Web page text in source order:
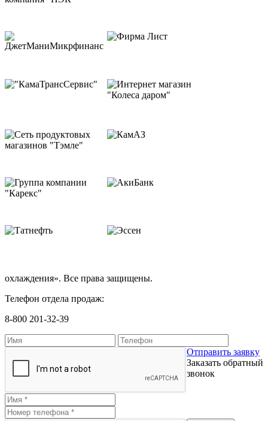
охлаждения». Все права защищены.
Телефон отдела продаж:
8-800 201-32-39
Отправить заявку
Заказать обратный
звонок